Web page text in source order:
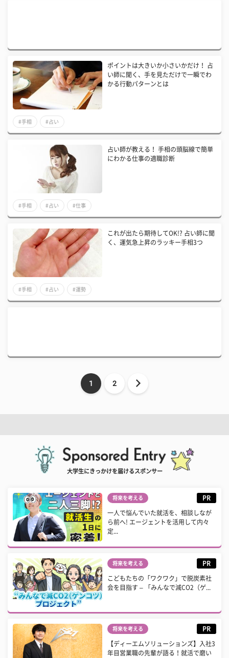
ポイントは大きいか小さいかだけ！ 占
い師に聞く、手を見ただけで一瞬でわ
かる行動パターンとは
#手相 #占い
占い師が教える！ 手相の頭脳線で簡単
にわかる仕事の適職診断
#手相 #占い #仕事
これが出たら期待してOK!? 占い師に聞
く、運気急上昇のラッキー手相3つ
#手相 #占い #運勢
1 2
大学生にきっかけを届けるスポンサー
将来を考える PR
一人で悩んでいた就活を、相談しなが
ら前へ! エージェントを活用して内々
定...
将来を考える PR
こどもたちの「ワクワク」で脱炭素社
会を目指す – 「みんなで減CO2（ゲ...
将来を考える PR
【ディーエムソリューションズ】入社3
年目営業職の先輩が語る！就活で磨い